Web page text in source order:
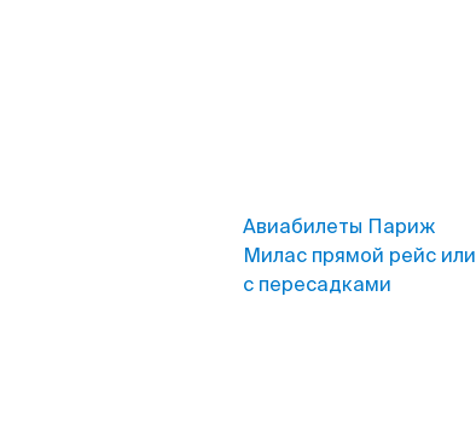
Авиабилеты Париж
Милас прямой рейс или
с пересадками